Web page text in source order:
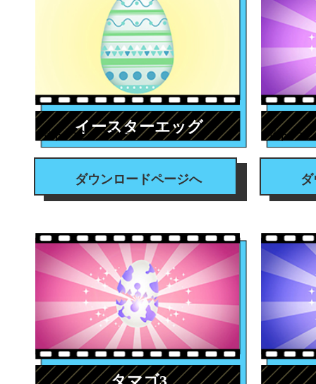
#トランジション
イースターエッグ
ダウンロードページへ
#トラ